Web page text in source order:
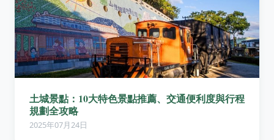
土城景點：10大特色景點推薦、交通便利度與行程
規劃全攻略
2025年07月24日